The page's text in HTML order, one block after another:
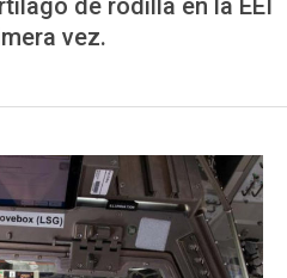
de rodilla en la EEI
vez.